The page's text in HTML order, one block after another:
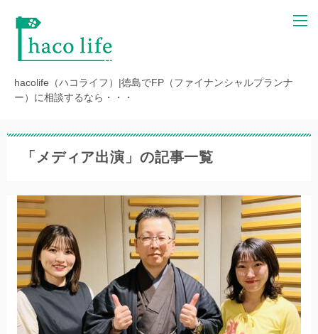
hacolife（ハコライフ）|徳島でFP（ファイナンシャルプランナ
ー）に相談するなら・・・
「メディア出演」の記事一覧